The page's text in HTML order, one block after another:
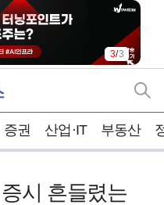
3/3
증권 산업·IT 부동산
시 흔들렸는